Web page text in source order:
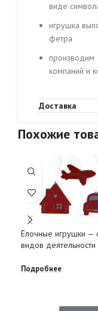
виде
игрушка
фетра
производим
компаний и
Доставка
Похожие
Ёлочные игрушки —
видов деятельности
Подробнее